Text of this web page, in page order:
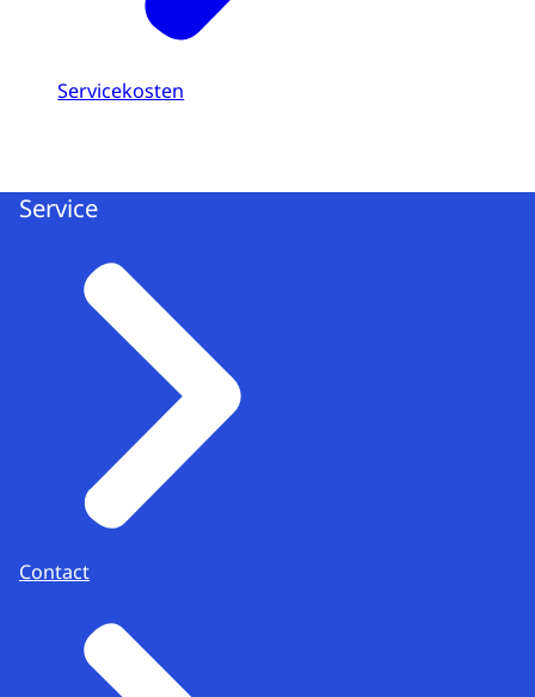
Servicekosten
Service
Contact